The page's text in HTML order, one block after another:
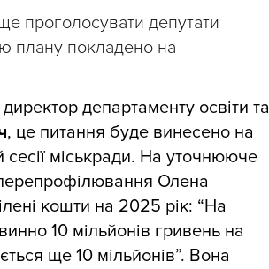
проголосувати депутати
плану покладено на
департаменту освіти та
, це питання буде винесено на
сесії міськради. На уточнююче
Олена
кошти на 2025 рік: “На
10 мільйонів гривень на
ще 10 мільйонів”. Вона